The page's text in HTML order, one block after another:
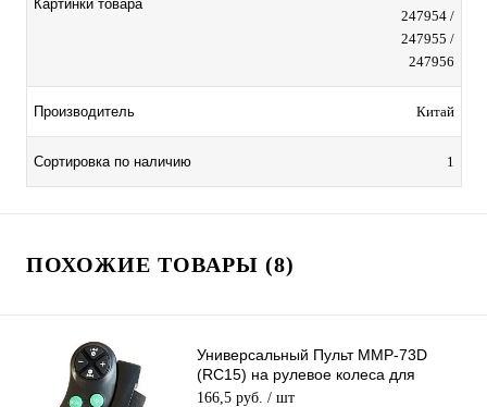
Картинки товара
247954 /
247955 /
247956
Производитель Китай
Сортировка по наличию 1
ПОХОЖИЕ ТОВАРЫ (8)
Универсальный Пульт MMP-73D
(RC15) на рулевое колеса для
автомагнитол , Беспроводной пульт
166,5 руб. / шт